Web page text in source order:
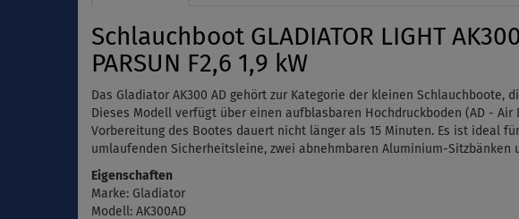
Schlauchboot GLADIATOR LIGHT
PARSUN F2,6 1,9 kW
Das Gladiator AK300 AD gehört zur Kategorie der kleinen
Dieses Modell verfügt über einen aufblasbaren Hochdruckboden (AD -
Vorbereitung des Bootes dauert nicht länger als 15 Minuten. Es ist ideal
umlaufenden Sicherheitsleine, zwei abnehmbaren Aluminium-Sitzbänken
Eigenschaften
Marke: Gladiator
Modell: AK300AD